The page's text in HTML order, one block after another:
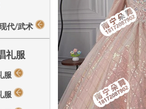
代/武术
礼服
服
服